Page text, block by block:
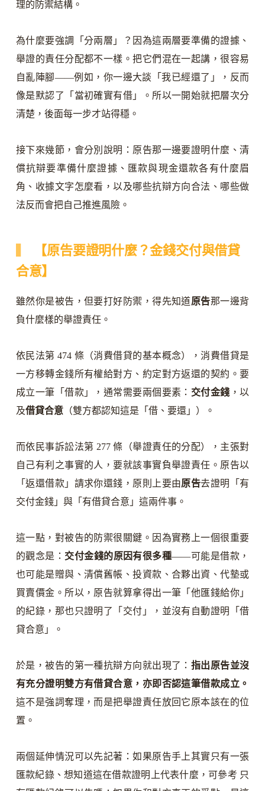
理的防禦結構。
為什麼要強調「分兩層」？因為這兩層要準備的證據、
舉證的責任分配都不一樣。把它們混在一起講，很容易
自亂陣腳——例如，你一邊大談「我已經還了」，反而
像是默認了「當初確實有借」。所以一開始就把層次分
清楚，後面每一步才站得穩。
接下來幾節，會分別說明：原告那一邊要證明什麼、清
償抗辯要準備什麼證據、匯款與現金還款各有什麼眉
角、收據文字怎麼看，以及哪些抗辯方向合法、哪些做
法反而會把自己推進風險。
【原告要證明什麼？金錢交付與借貸
合意】
雖然你是被告，但要打好防禦，得先知道原告那一邊背
負什麼樣的舉證責任。
依民法第 474 條（消費借貸的基本概念），消費借貸是
一方移轉金錢所有權給對方、約定對方返還的契約。要
成立一筆「借款」，通常需要兩個要素： 交付金錢 ，以
及借貸合意（雙方都認知這是「借、要還」）。
而依民事訴訟法第 277 條（舉證責任的分配），主張對
自己有利之事實的人，要就該事實負舉證責任。原告以
「返還借款」請求你還錢，原則上要由原告去證明「有
交付金錢」與「有借貸合意」這兩件事。
這一點，對被告的防禦很關鍵。因為實務上一個很重要
的觀念是： 交付金錢的原因有很多種——可能是借款，
也可能是贈與、清償舊帳、投資款、合夥出資、代墊或
買賣價金。所以，原告就算拿得出一筆「他匯錢給你」
的紀錄，那也只證明了「交付」，並沒有自動證明「借
貸合意」。
於是，被告的第一種抗辯方向就出現了： 指出原告並沒
有充分證明雙方有借貸合意，亦即否認這筆借款成立。
這不是強詞奪理，而是把舉證責任放回它原本該在的位
置。
兩個延伸情況可以先記著：如果原告手上其實只有一張
匯款紀錄、想知道這在借款證明上代表什麼，可參考 只